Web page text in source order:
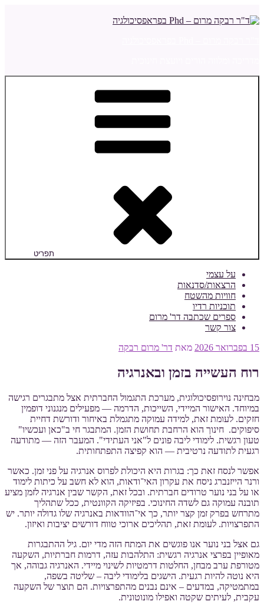
לתוכן
תפריט
על עצמי
הרצאות/סדנאות
חוויות מהשטח
תוכניות רדיו
ספרים שכתבה דר' מרום
צור קשר
פורסם
15 בפברואר 2026 מאת דר' מרום רבקה
רוח העשייה בזמן ובאנרגיה
מבחינה נוירופסיכולוגית, מערכת התגמול החברתית אצל מתבגרים רגישה
במיוחד. האישור המיידי, השייכות, הדרמה — מפעילים מנגנוני דופמין
חזקים. לעומת זאת, למידה עמוקה מתגמלת באיחור ודורשת דחיית
סיפוקים. חינוך הוא הרחבת תחושת הזמן. המתבגר חי ב"כאן ועכשיו"
טעון רגשית. לימודי ליבה פונים ל"אני העתידי". המעבר הזה — מתודעה
רגעית לתודעה נרטיבית — הוא קפיצה התפתחותית.
אפשר לנסח זאת כך: בגרות היא היכולת לפרוס אנרגיה על פני זמן. כאשר
ורנר הייזנברג ניסח את עקרון האי־ודאות, הוא לא חשב על כיתות לימוד
או על בני נוער טרודים חברתית. ובכל זאת, הקשר שבין אנרגיה לזמן מציע
תובנה עמוקה גם לשדה החינוכי. בפיזיקה הקוונטית, ככל שתהליך
מתרחש בפרק זמן קצר יותר, כך אי־הוודאות באנרגיה שלו גדולה יותר. יש
התפרצויות. לעומת זאת, תהליכים ארוכי טווח דורשים יציבות ואיזון.
גם אצל בני נוער אנו פוגשים את המתח הזה מדי יום. גיל ההתבגרות
מאופיין בפרצי אנרגיה רגשית: התלהבות עזה, דרמות חברתיות, השקעה
מטורפת ערב מבחן, החלטות דרמטיות לשינוי מיידי. האנרגיה גבוהה, אך
היא נוטה להיות רגעית. הישגים בלימודי ליבה – שליטה בשפה,
במתמטיקה, במדעים – אינם נבנים מהתפרצויות. הם תוצר של השקעה
עקבית, לעיתים שקטה ואפילו מונוטונית.